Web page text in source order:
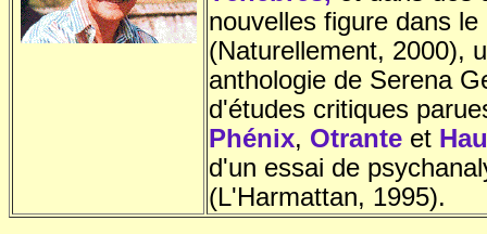
nouvelles figure dans le
(Naturellement, 2000),
anthologie de Serena
d'études critiques
Phénix, Otrante et
d'un essai de
(L'Harmattan, 1995).